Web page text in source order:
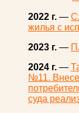
2022 г. —
жилья с
2023 г. —
2024 г. —
№11.
суда